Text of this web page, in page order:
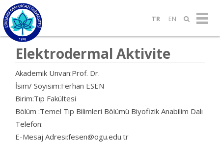
TR EN
Elektrodermal Aktivite
Akademik Unvan:Prof. Dr.
İsim/ Soyisim:Ferhan ESEN
Birim:Tıp Fakültesi
Bölüm :Temel Tıp Bilimleri Bölümü Biyofizik Anabilim Dalı
Telefon:
E-Mesaj Adresi:fesen@ogu.edu.tr